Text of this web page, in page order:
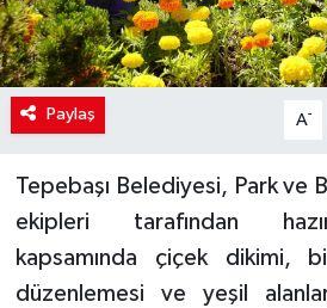
Paylaş A-
Tepebaşı Belediyesi, Park ve
ekipleri tarafından
kapsamında çiçek dikimi,
düzenlemesi ve yeşil